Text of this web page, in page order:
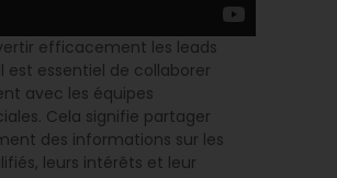
efficacement les leads
est essentiel de collaborer
avec les équipes
Cela signifie partager
des informations sur les
leurs intérêts et leur